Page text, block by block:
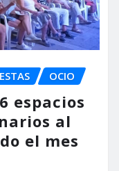
OCIO
espacios
al
el mes